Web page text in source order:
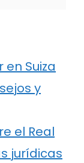
Suiza
y
el Real
jurídicas